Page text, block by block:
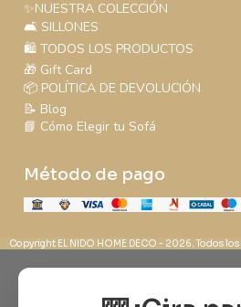
✨NUESTRA COLECCIÓN
🛋️ SILLONES
🛍️ TODOS LOS PRODUCTOS
🎁 Gift Card
📦 POLÍTICA DE DEVOLUCIÓN
📝 Blog
📘 Cómo Elegir tu Sofá
Método de pago
Copyright EL NIDO HOME DECO - 2026. Todos